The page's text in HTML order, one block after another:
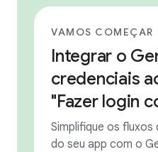
VAMOS COMEÇAR
Integrar o
credenciais
"Fazer login
Simplifique os fluxos
do seu app com o